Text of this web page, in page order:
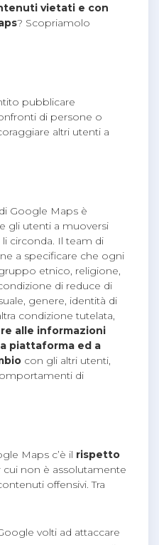
vietati e con
? Scopriamolo
pubblicare
di persone o
altri utenti a
Google Maps è
gli utenti a muoversi
circonda. Il team di
a specificare che ogni
etnico, religione,
di reduce di
genere, identità di
condizione tutelata,
alle informazioni
piattaforma ed a
con gli altri utenti,
di
Maps c’è il rispetto
non è assolutamente
offensivi. Tra
volti ad attaccare